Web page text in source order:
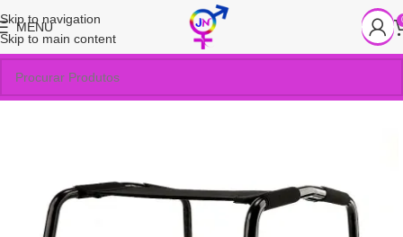
Skip to navigation
Skip to main content
MENU